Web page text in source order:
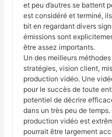
et peu d’autres se battent
est considéré et terminé,
bit en regardant divers
émissions sont
être assez importants.
Un des meilleurs
stratégies, vision client,
production vidéo. Une
pour le succès de toute
potentiel de décrire
dans un très peu de
production vidéo est
pourrait être largement